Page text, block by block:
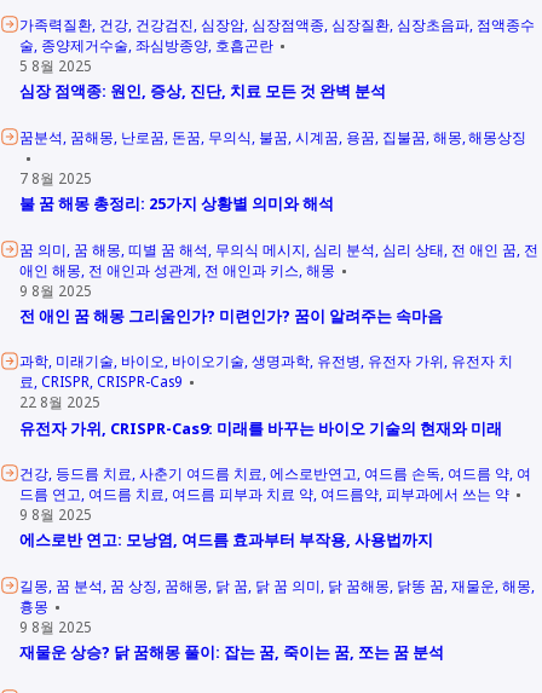
가족력질환 건강 건강검진 심장암 심장점액종 심장질환 심장초음파 점액종수
술 종양제거수술 좌심방종양 호흡곤란
5 8월 2025
심장 점액종: 원인, 증상, 진단, 치료 모든 것 완벽 분석
꿈분석 꿈해몽 난로꿈 돈꿈 무의식 불꿈 시계꿈 용꿈 집불꿈 해몽 해몽상징
7 8월 2025
불 꿈 해몽 총정리: 25가지 상황별 의미와 해석
꿈 의미 꿈 해몽 띠별 꿈 해석 무의식 메시지 심리 분석 심리 상태 전 애인 꿈 전
애인 해몽 전 애인과 성관계 전 애인과 키스 해몽
9 8월 2025
전 애인 꿈 해몽 그리움인가? 미련인가? 꿈이 알려주는 속마음
과학 미래기술 바이오 바이오기술 생명과학 유전병 유전자 가위 유전자 치
료 CRISPR CRISPR-Cas9
22 8월 2025
유전자 가위, CRISPR-Cas9: 미래를 바꾸는 바이오 기술의 현재와 미래
건강 등드름 치료 사춘기 여드름 치료 에스로반연고 여드름 손독 여드름 약 여
드름 연고 여드름 치료 여드름 피부과 치료 약 여드름약 피부과에서 쓰는 약
9 8월 2025
에스로반 연고: 모낭염, 여드름 효과부터 부작용, 사용법까지
길몽 꿈 분석 꿈 상징 꿈해몽 닭 꿈 닭 꿈 의미 닭 꿈해몽 닭똥 꿈 재물운 해몽
흉몽
9 8월 2025
재물운 상승? 닭 꿈해몽 풀이: 잡는 꿈, 죽이는 꿈, 쪼는 꿈 분석